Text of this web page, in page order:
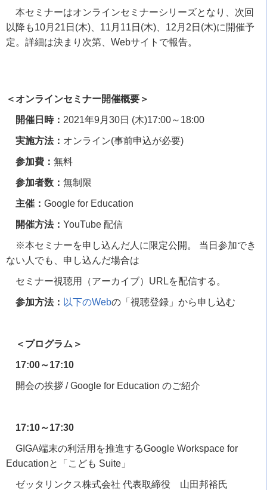
本セミナーはオンラインセミナーシリーズとなり、次回
以降も10月 21 日 (木) 11 月 11 日 (木) 12 月 2 日 (木)に開催予
定。詳細は決まり次第、 Webサイトで報告。
＜オンラインセミナー開催概要＞
開催日時： 2021年9月 30日 (木)17:00～ 18:00
実施方法： オンライン(事前申込が必要)
参加費： 無料
参加者数： 無制限
主催： Google for Education
開催方法： YouTube 配信
※本セミナーを申し込んだ人に限定公開。 当日参加でき
ない人でも、申し込んだ場合は
セミナー視聴用（アーカイブ） URLを配信する。
参加方法： 以下のWebの「視聴登録」から申し込む
＜プログラム＞
17:00～17:10
開会の挨拶 / Google for Education のご紹介
17:10～17:30
GIGA端末の利活用を推進するGoogle Workspace for
Educationと「こども Suite 」
ゼッタリンクス株式会社 代表取締役 山田邦裕氏